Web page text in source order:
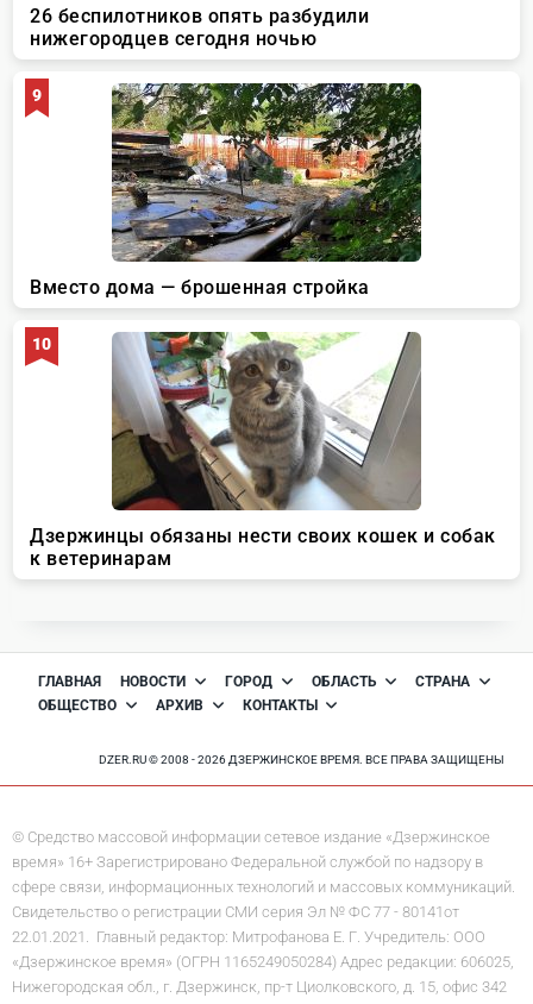
ГЛАВНАЯ НОВОСТИ ГОРОД ОБЛАСТЬ
СТРАНА
ОБЩЕСТВО
АРХИВ КОНТАКТЫ
DZER.RU © 2008 - 2026 ДЗЕРЖИНСКОЕ ВРЕМЯ. ВСЕ ПРАВА ЗАЩИЩЕНЫ
© Средство массовой информации сетевое издание «Дзержинское
время» 16+ Зарегистрировано Федеральной службой по надзору в
сфере связи, информационных технологий и массовых коммуникаций.
Свидетельство о регистрации СМИ серия Эл № ФС 77 - 80141от
22.01.2021. Главный редактор: Митрофанова Е. Г. Учредитель: ООО
«Дзержинское время» (ОГРН 1165249050284) Адрес редакции: 606025,
Нижегородская обл., г. Дзержинск, пр-т Циолковского, д. 15, офис 342